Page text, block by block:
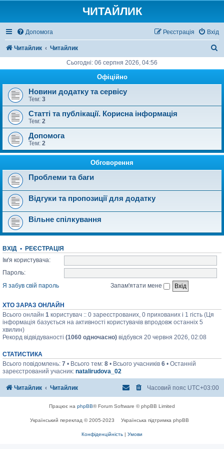
ЧИТАЙЛИК
Допомога Вхід
Реєстрація
Читайлик Читайлик
у
Сьогодні: 06 серпня 2026, 04:56
Офіційно
Новини додатку та сервісу
Тем: 3
Статті та публікації. Корисна інформація
Тем: 2
Допомога
Тем: 2
Обговорення
Проблеми та баги
Відгуки та пропозиції для додатку
Вільне спілкування
ВХІД • РЕЄСТРАЦІЯ
Ім'я користувача:
Пароль:
Я забув свій пароль
Запам'ятати мене
ХТО ЗАРАЗ ОНЛАЙН
Всього онлайн 1 користувач :: 0 зареєстрованих, 0 прихованих і 1 гість (Ця
інформація базується на активності користувачів впродовж останніх 5
хвилин)
Рекорд відвідуваності (1060 одночасно) відбувся 20 червня 2026, 02:08
СТАТИСТИКА
Всього повідомлень: 7 • Всього тем: 8 • Всього учасників 6 • Останній
зареєстрований учасник: natalirudova_02
Читайлик Читайлик Часовий пояс UTC+03:00
Працює на phpBB® Forum Software © phpBB Limited
Український переклад © 2005-2023 Українська підтримка phpBB
Конфіденційність | Умови